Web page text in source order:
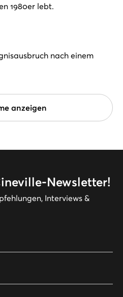
1980er lebt.
nach einem
anzeigen
Newsletter!
Interviews &